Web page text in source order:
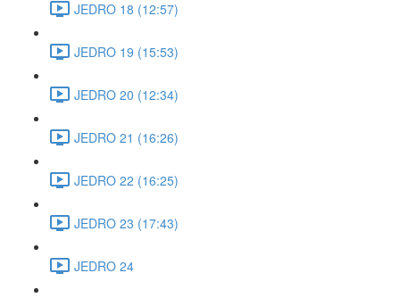
JEDRO 18 (12:57)
JEDRO 19 (15:53)
JEDRO 20 (12:34)
JEDRO 21 (16:26)
JEDRO 22 (16:25)
JEDRO 23 (17:43)
JEDRO 24